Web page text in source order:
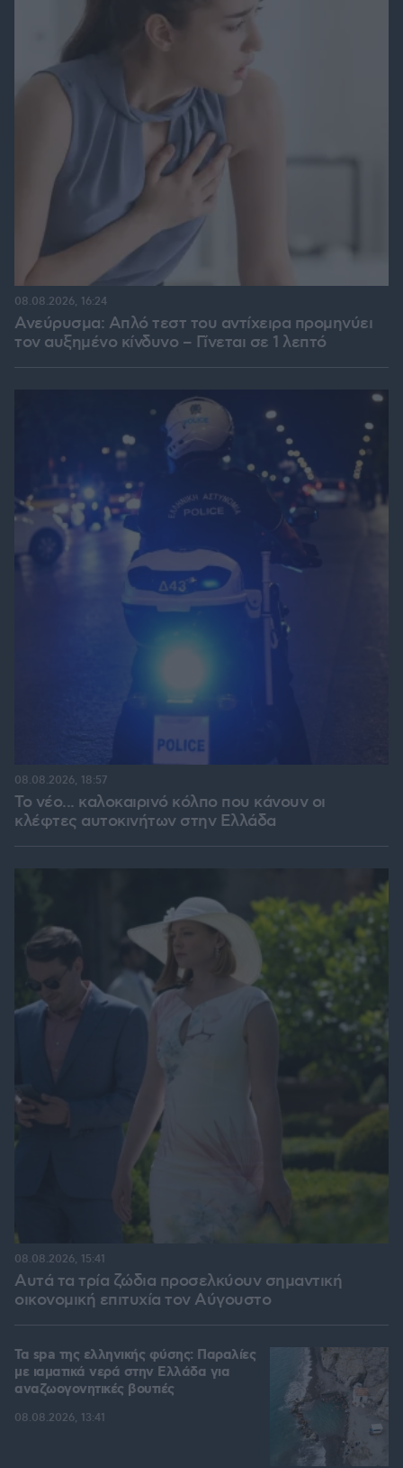
Ανεύρυσμα: Απλό τεστ του αντίχειρα προμηνύει
τον αυξημένο κίνδυνο – Γίνεται σε 1 λεπτό
08.08.2026, 16:24
Το νέο... καλοκαιρινό κόλπο που κάνουν οι
κλέφτες αυτοκινήτων στην Ελλάδα
08.08.2026, 18:57
Αυτά τα τρία ζώδια προσελκύουν σημαντική
οικονομική επιτυχία τον Αύγουστο
08.08.2026, 15:41
Τα spa της ελληνικής φύσης: Παραλίες
με ιαματικά νερά στην Ελλάδα για
αναζωογονητικές βουτιές
08.08.2026, 13:41